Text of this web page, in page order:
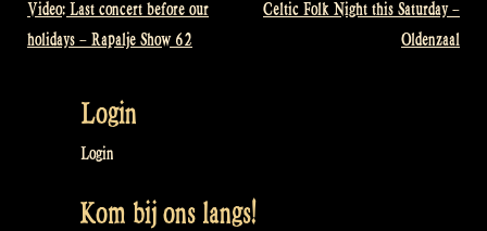
Bericht
Video: Last concert before our
holidays – Rapalje Show 62
Celtic Folk Night this Saturday –
Oldenzaal
Login
Login
Kom bij ons langs!